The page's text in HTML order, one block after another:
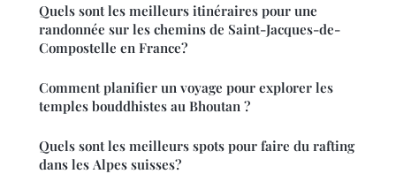
Quels sont les meilleurs itinéraires pour une
randonnée sur les chemins de Saint-Jacques-de-
Compostelle en France?
Comment planifier un voyage pour explorer les
temples bouddhistes au Bhoutan ?
Quels sont les meilleurs spots pour faire du rafting
dans les Alpes suisses?